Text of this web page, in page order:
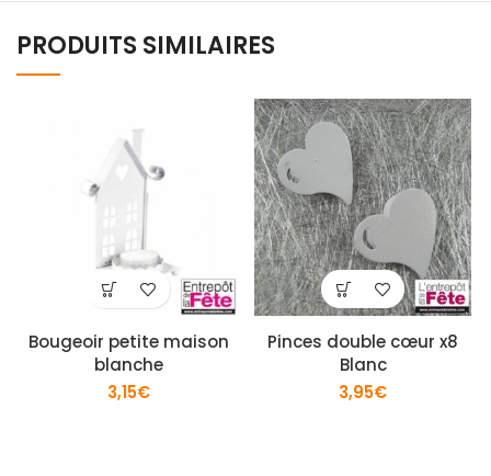
PRODUITS SIMILAIRES
Bougeoir petite maison
blanche
3,15€
Pinces double cœur x8
Blanc
3,95€